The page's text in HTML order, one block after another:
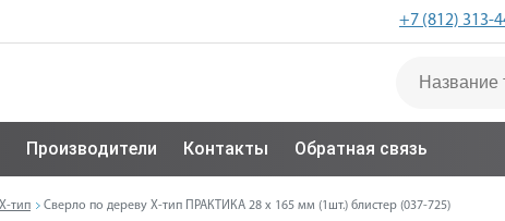
+7 (812) 313-
Производители Контакты Обратная связь
Х-тип Сверло по дереву Х-тип ПРАКТИКА 28 х 165 мм (1шт.) блистер (037-725)